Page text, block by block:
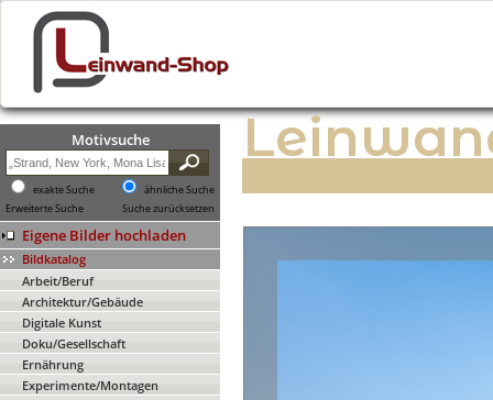
Motivsuche
exakte Suche
ähnliche Suche
Erweiterte Suche
Suche zurücksetzen
Eigene Bilder hochladen
Bildkatalog
Arbeit/Beruf
Architektur/Gebäude
Digitale Kunst
Doku/Gesellschaft
Ernährung
Experimente/Montagen